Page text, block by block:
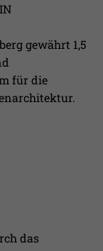
gewährt 1,5
für die
das